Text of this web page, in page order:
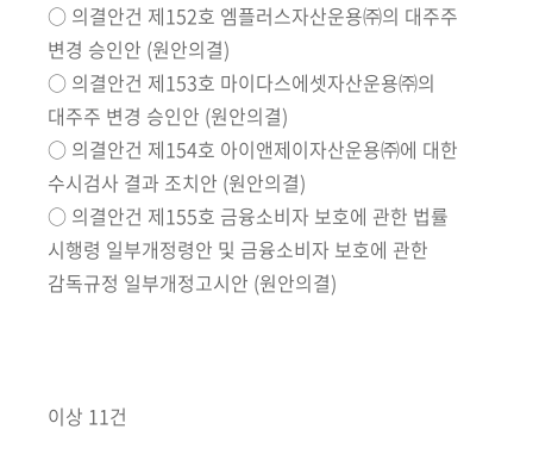
○ 의결안건 제152호 엠플러스자산운용㈜의 대주주
변경 승인안 (원안의결)
○ 의결안건 제153호 마이다스에셋자산운용㈜의
대주주 변경 승인안 (원안의결)
○ 의결안건 제154호 아이앤제이자산운용㈜에 대한
수시검사 결과 조치안 (원안의결)
○ 의결안건 제155호 금융소비자 보호에 관한 법률
시행령 일부개정령안 및 금융소비자 보호에 관한
감독규정 일부개정고시안 (원안의결)
이상 11건